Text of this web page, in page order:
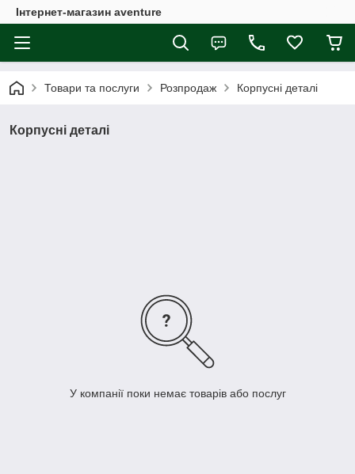
Інтернет-магазин aventure
Товари та послуги Розпродаж Корпусні деталі
Корпусні деталі
У компанії поки немає товарів або послуг